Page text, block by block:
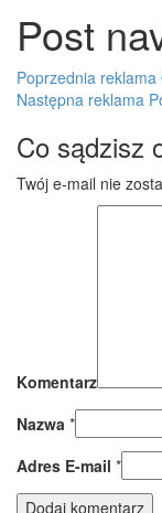
Post
Poprzednia reklama
Następna reklama
Co sądzisz
Twój e-mail nie
Komentarz
Nazwa *
Adres E-mail *